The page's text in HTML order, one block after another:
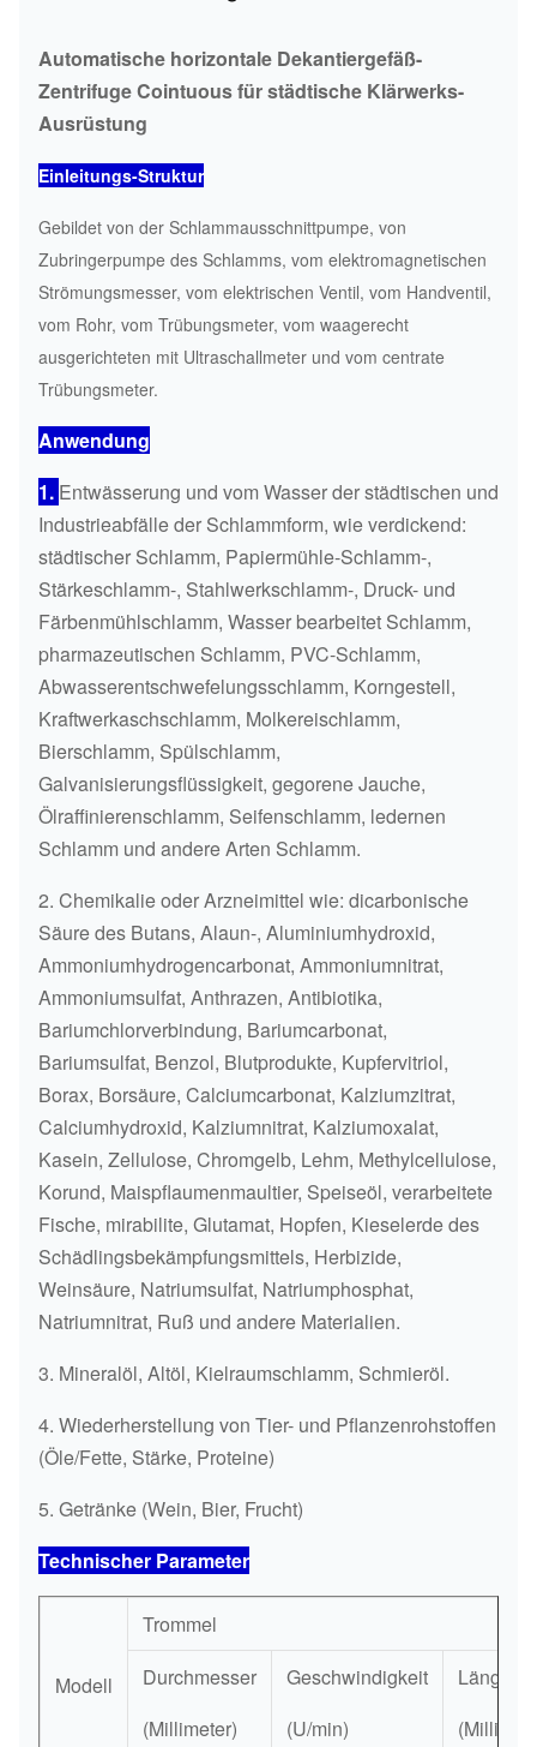
Automatische horizontale Dekantiergefäß-
Zentrifuge Cointuous für städtische Klärwerks-
Ausrüstung
Einleitungs-Struktur
Gebildet von der Schlammausschnittpumpe, von
Zubringerpumpe des Schlamms, vom elektromagnetischen
Strömungsmesser, vom elektrischen Ventil, vom Handventil,
vom Rohr, vom Trübungsmeter, vom waagerecht
ausgerichteten mit Ultraschallmeter und vom centrate
Trübungsmeter.
Anwendung
1. Entwässerung und vom Wasser der städtischen und
Industrieabfälle der Schlammform, wie verdickend:
städtischer Schlamm, Papiermühle-Schlamm-,
Stärkeschlamm-, Stahlwerkschlamm-, Druck- und
Färbenmühlschlamm, Wasser bearbeitet Schlamm,
pharmazeutischen Schlamm, PVC-Schlamm,
Abwasserentschwefelungsschlamm, Korngestell,
Kraftwerkaschschlamm, Molkereischlamm,
Bierschlamm, Spülschlamm,
Galvanisierungsflüssigkeit, gegorene Jauche,
Ölraffinierenschlamm, Seifenschlamm, ledernen
Schlamm und andere Arten Schlamm.
2. Chemikalie oder Arzneimittel wie: dicarbonische
Säure des Butans, Alaun-, Aluminiumhydroxid,
Ammoniumhydrogencarbonat, Ammoniumnitrat,
Ammoniumsulfat, Anthrazen, Antibiotika,
Bariumchlorverbindung, Bariumcarbonat,
Bariumsulfat, Benzol, Blutprodukte, Kupfervitriol,
Borax, Borsäure, Calciumcarbonat, Kalziumzitrat,
Calciumhydroxid, Kalziumnitrat, Kalziumoxalat,
Kasein, Zellulose, Chromgelb, Lehm, Methylcellulose,
Korund, Maispflaumenmaultier, Speiseöl, verarbeitete
Fische, mirabilite, Glutamat, Hopfen, Kieselerde des
Schädlingsbekämpfungsmittels, Herbizide,
Weinsäure, Natriumsulfat, Natriumphosphat,
Natriumnitrat, Ruß und andere Materialien.
3. Mineralöl, Altöl, Kielraumschlamm, Schmieröl.
4. Wiederherstellung von Tier- und Pflanzenrohstoffen
(Öle/Fette, Stärke, Proteine)
5. Getränke (Wein, Bier, Frucht)
Technischer Parameter
Modell
Trommel
Durchmesser
(Millimeter)
Geschwindigkeit
(U/min)
Länge